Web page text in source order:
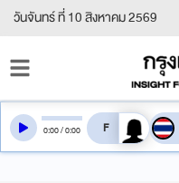
วันจันทร์ ที่ 10 สิงหาคม 2569
0:00/0:00 สลับเสียงอ่าน